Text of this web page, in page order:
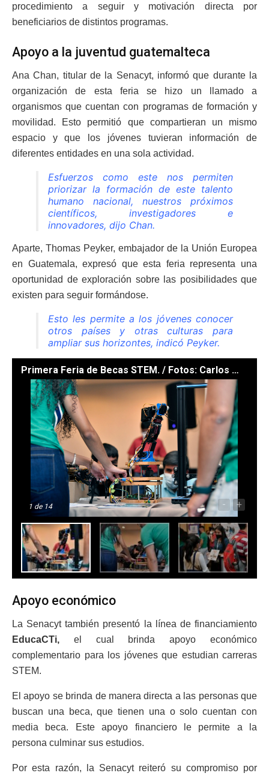
procedimiento a seguir y motivación directa por
beneficiarios de distintos programas.
Apoyo a la juventud guatemalteca
Ana Chan, titular de la Senacyt, informó que durante la
organización de esta feria se hizo un llamado a
organismos que cuentan con programas de formación y
movilidad. Esto permitió que compartieran un mismo
espacio y que los jóvenes tuvieran información de
diferentes entidades en una sola actividad.
Esfuerzos como este nos permiten
priorizar la formación de este talento
humano nacional, nuestros próximos
científicos, investigadores e
innovadores, dijo Chan.
Aparte, Thomas Peyker, embajador de la Unión Europea
en Guatemala, expresó que esta feria representa una
oportunidad de exploración sobre las posibilidades que
existen para seguir formándose.
Esto les permite a los jóvenes conocer
otros países y otras culturas para
ampliar sus horizontes, indicó Peyker.
Primera Feria de Becas STEM. / Fotos: Carlos Jacinto
1 de 14 - +
Apoyo económico
La Senacyt también presentó la línea de financiamiento
EducaCTi, el cual brinda apoyo económico
complementario para los jóvenes que estudian carreras
STEM.
El apoyo se brinda de manera directa a las personas que
buscan una beca, que tienen una o solo cuentan con
media beca. Este apoyo financiero le permite a la
persona culminar sus estudios.
Por esta razón, la Senacyt reiteró su compromiso por